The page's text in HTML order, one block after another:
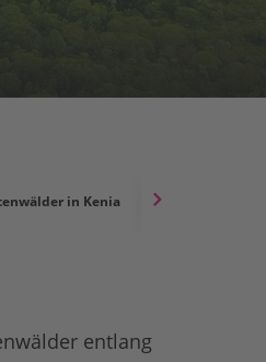
in Kenia
entlang